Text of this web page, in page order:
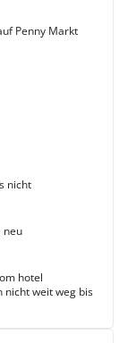
Penny Markt
nicht
neu
hotel
nicht weit weg bis